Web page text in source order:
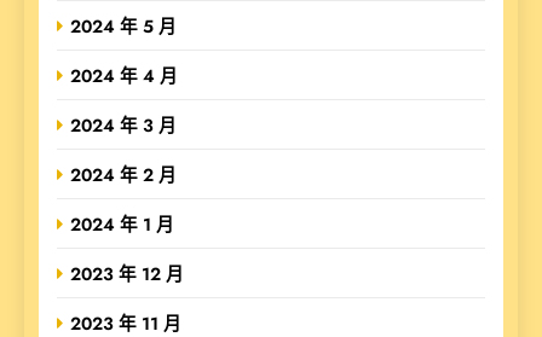
2024 年 5 月
2024 年 4 月
2024 年 3 月
2024 年 2 月
2024 年 1 月
2023 年 12 月
2023 年 11 月